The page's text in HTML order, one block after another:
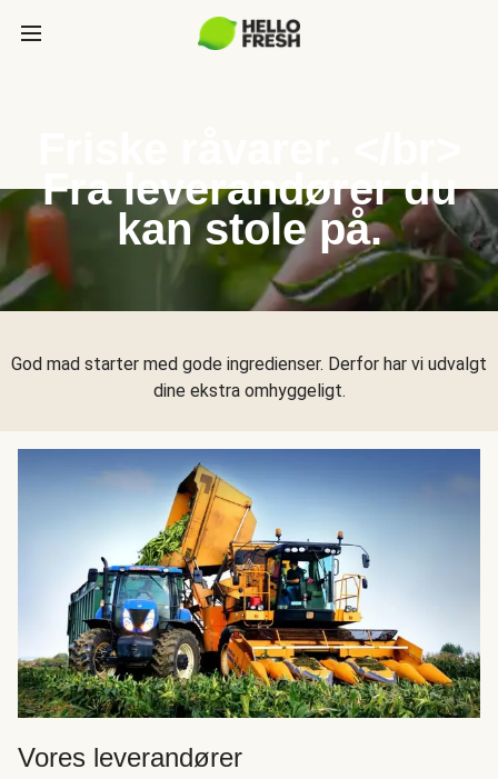
Fra leverandører du
kan stole på.
God mad starter med gode ingredienser. Derfor har vi udvalgt
dine ekstra omhyggeligt.
Vores leverandører